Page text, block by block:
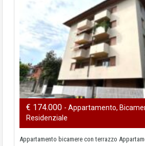
€ 174.000 - Appartamento,
Residenziale
Appartamento bicamere con terrazzo